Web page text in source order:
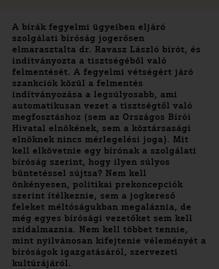
A bírák fegyelmi ügyeiben eljáró
szolgálati bíróság jogerősen
elmarasztalta dr. Ravasz László bírót, és
indítványozta a tisztségéből való
felmentését. A fegyelmi vétségért járó
szankciók közül a felmentés
indítványozása a legsúlyosabb, ami
automatikusan vezet a tisztségtől való
megfosztáshoz (sem az Országos Bírói
Hivatal elnökének, sem a köztársasági
elnöknek nincs mérlegelési joga). Mit
kell elkövetnie egy bírónak a szolgálati
bíróság szerint, hogy ilyen súlyos
büntetéssel sújtsa? Nem kell
önkényesen, politikai prekoncepciók
szerint ítélkeznie, sem a jogkereső
feleket méltóságukban megaláznia, de
még egyes bírósági vezetőket sem kell
szidalmaznia. Nem kell többet tennie,
mint nyilvánosan kifejtenie véleményét a
bíróságok igazgatásáról, szervezeti
kultúrájáról.